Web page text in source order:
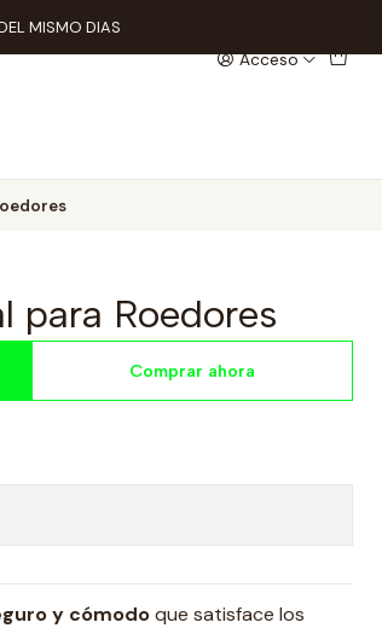
Acceso
MISMO DIAS
para Roedores
Comprar ahora
y cómodoque satisface los